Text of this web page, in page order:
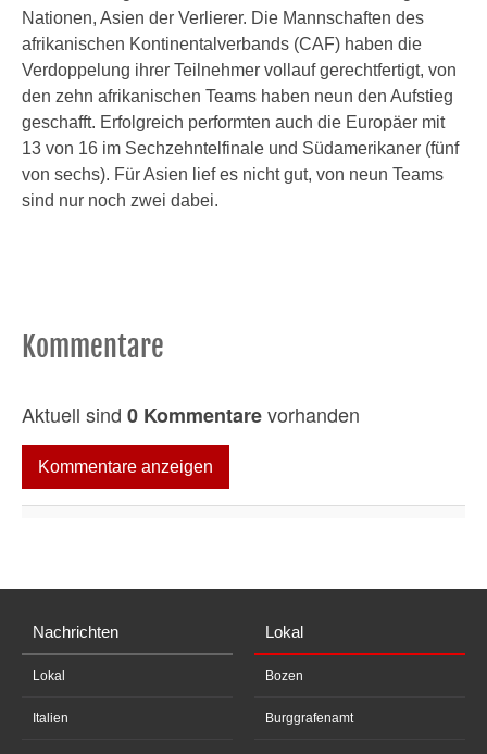
Nationen, Asien der Verlierer. Die Mannschaften des
afrikanischen Kontinentalverbands (CAF) haben die
Verdoppelung ihrer Teilnehmer vollauf gerechtfertigt, von
den zehn afrikanischen Teams haben neun den Aufstieg
geschafft. Erfolgreich performten auch die Europäer mit
13 von 16 im Sechzehntelfinale und Südamerikaner (fünf
von sechs). Für Asien lief es nicht gut, von neun Teams
sind nur noch zwei dabei.
Kommentare
Aktuell sind 0 Kommentarevorhanden
Kommentare anzeigen
Nachrichten
Lokal
Italien
Lokal
Bozen
Burggrafenamt